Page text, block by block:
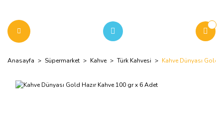
Anasayfa Süpermarket Kahve Türk Kahvesi Kahve Dünyası Gold